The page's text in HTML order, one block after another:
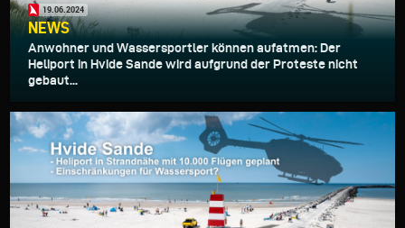
19.06.2024
NEWS
Anwohner und Wassersportler können aufatmen: Der
Heliport in Hvide Sande wird aufgrund der Proteste nicht
gebaut...